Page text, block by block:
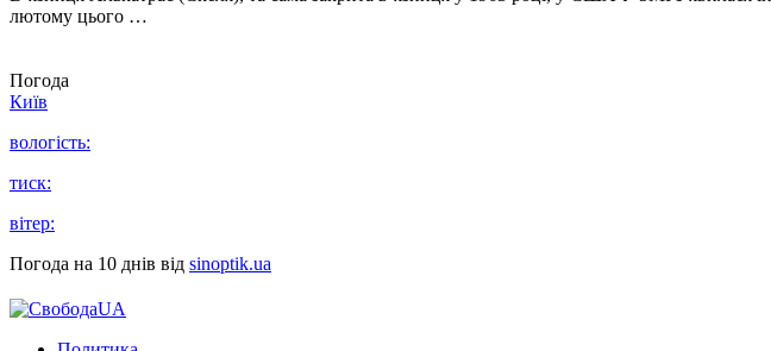
лютому цього …
Погода
Київ
вологість:
тиск:
вітер:
Погода на 10 днів від sinoptik.ua